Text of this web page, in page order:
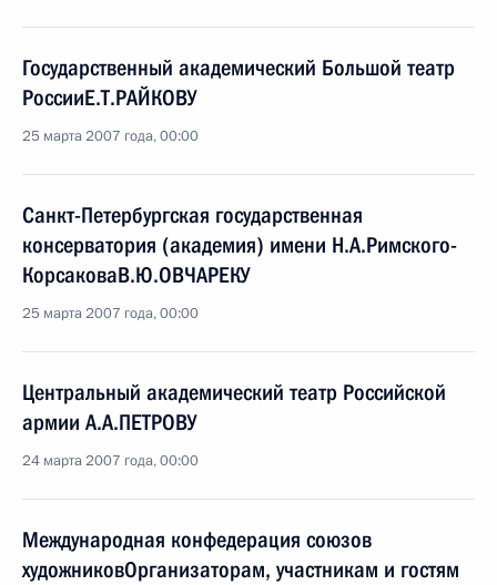
Государственный академический Большой театр
РоссииЕ.Т.РАЙКОВУ
25 марта 2007 года, 00:00
Санкт-Петербургская государственная
консерватория (академия) имени Н.А.Римского-
КорсаковаВ.Ю.ОВЧАРЕКУ
25 марта 2007 года, 00:00
Центральный академический театр Российской
армии А.А.ПЕТРОВУ
24 марта 2007 года, 00:00
Международная конфедерация союзов
художниковОрганизаторам, участникам и гостям